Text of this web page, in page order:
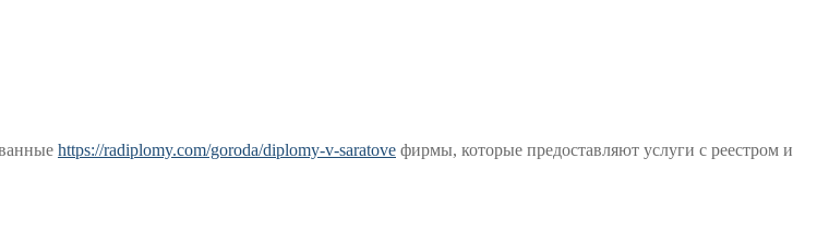
https://radiplomy.com/goroda/diplomy-v-saratove фирмы, которые предоставляют услуги с реестром и